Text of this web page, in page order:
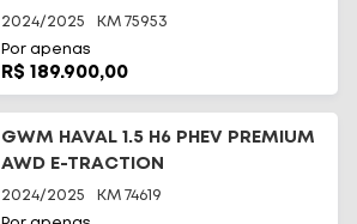
2024/2025 KM 75953
Por apenas
R$ 189.900,00
GWM HAVAL 1.5 H6 PHEV PREMIUM
AWD E-TRACTION
2024/2025 KM 74619